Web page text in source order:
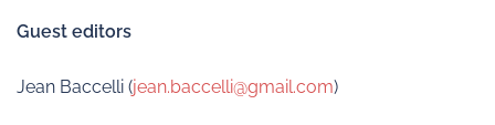
Guest editors
Jean Baccelli (jean.baccelli@gmail.com)